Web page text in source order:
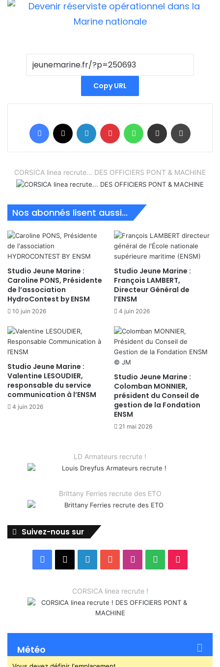
Copy URL
Facebook Linkedin Pinterest WhatsAppPartager par email
CORSICA linea recrute... DES OFFICIERS PONT & MACHINE
Nos abonnés lisent aussi...
Studio Jeune Marine :
Caroline PONS, Présidente
de l’association
HydroContest by ENSM
10 juin 2026
Studio Jeune Marine :
François LAMBERT,
Directeur Général de
l’ENSM
4 juin 2026
Studio Jeune Marine :
Valentine LESOUDIER,
responsable du service
communication à l’ENSM
4 juin 2026
Studio Jeune Marine :
Colomban MONNIER,
président du Conseil de
gestion de la Fondation
ENSM
21 mai 2026
LD Armateurs recrute !
Brittany Ferries recrute des ETO
Suivez-nous sur
Facebook LinkedinYouTubeInstagram
Spotify
CORSICA linea recrute !
Météo